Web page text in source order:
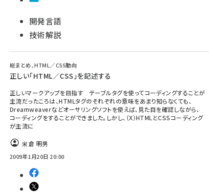
開発言語
技術解説
総まとめ、HTML／CSS動向
正しい「HTML／CSS」を記述する
正しいマークアップを目指す テーブルタグを使ってコーディングすることが
主流だったころは、HTMLタグのそれぞれの意味をあまり知らなくても、
Dreamweaverなどオーサリングソフトを使えば、見た目を確認しながら、
コーディングをすることができました。しかし、（X）HTMLとCSSコーディング
が主流に
米倉 明男
2009年1月20日 20:00